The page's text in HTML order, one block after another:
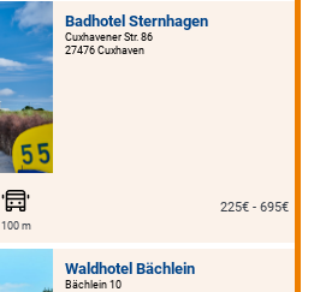
Badhotel Sternhagen
Cuxhavener Str. 86
27476 Cuxhaven
100 m
225€ - 695€
Waldhotel Bächlein
Bächlein 10